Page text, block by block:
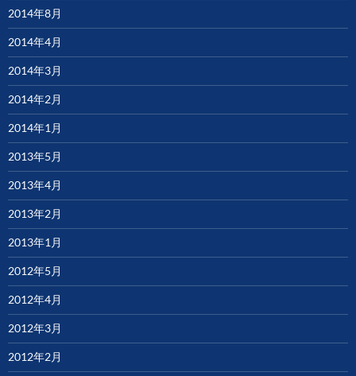
2014年8月
2014年4月
2014年3月
2014年2月
2014年1月
2013年5月
2013年4月
2013年2月
2013年1月
2012年5月
2012年4月
2012年3月
2012年2月